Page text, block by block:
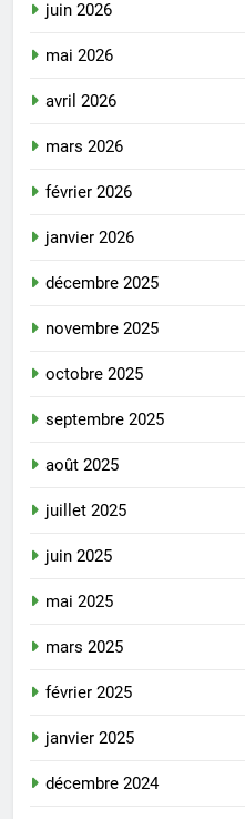
juin 2026
mai 2026
avril 2026
mars 2026
février 2026
janvier 2026
décembre 2025
novembre 2025
octobre 2025
septembre 2025
août 2025
juillet 2025
juin 2025
mai 2025
mars 2025
février 2025
janvier 2025
décembre 2024